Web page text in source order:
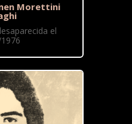
Morettini
el